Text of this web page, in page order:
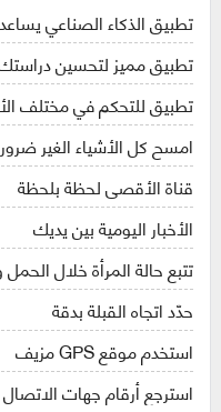
تطبيق الذكاء الصناعي
تطبيق مميز لتحسين
تطبيق للتحكم في مختلف
امسح كل الأشياء الغير
قناة الأقصى لحظة بلحظة
الأخبار اليومية بين يديك
تتبع حالة المرأة خلال
حدّد اتجاه القبلة بدقة
استخدم موقع GPS مزيف
استرجع أرقام جهات